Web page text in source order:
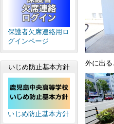
外に出る
保護者欠席連絡用ロ
グインページ
いじめ防止基本方針
いじめ防止基本方針